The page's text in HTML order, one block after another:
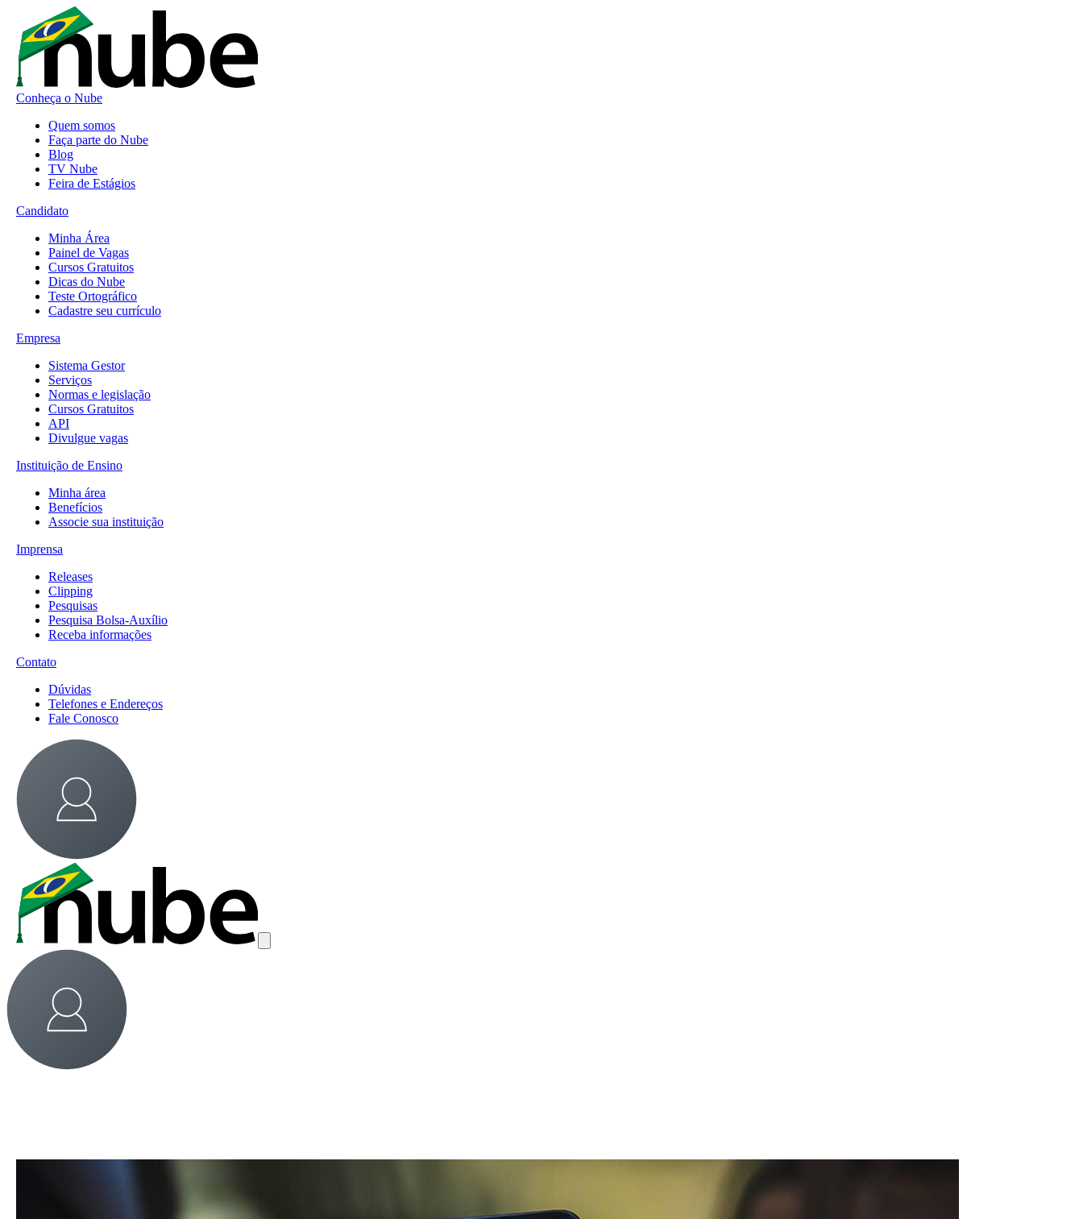
Conheça o Nube
Quem somos
Faça parte do Nube
Blog
TV Nube
Feira de Estágios
Candidato
Minha Área
Painel de Vagas
Cursos Gratuitos
Dicas do Nube
Teste Ortográfico
Cadastre seu currículo
Empresa
Sistema Gestor
Serviços
Normas e legislação
Cursos Gratuitos
API
Divulgue vagas
Instituição de Ensino
Minha área
Benefícios
Associe sua instituição
Imprensa
Releases
Clipping
Pesquisas
Pesquisa Bolsa-Auxílio
Receba informações
Contato
Dúvidas
Telefones e Endereços
Fale Conosco